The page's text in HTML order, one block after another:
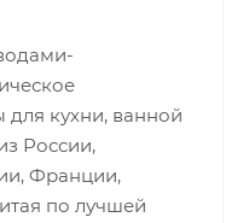
кухни, ванной
России,
Франции,
по лучшей